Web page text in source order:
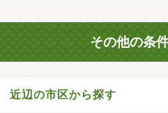
その他の条
近辺の市区から探す